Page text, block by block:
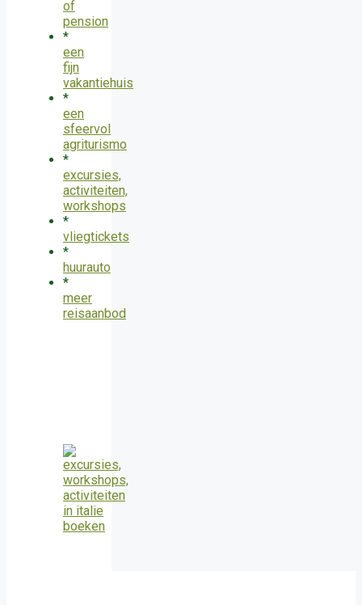
of
pension
*
een
fijn
vakantiehuis
*
een
sfeervol
agriturismo
*
excursies,
activiteiten,
workshops
*
vliegtickets
*
huurauto
*
meer
reisaanbod